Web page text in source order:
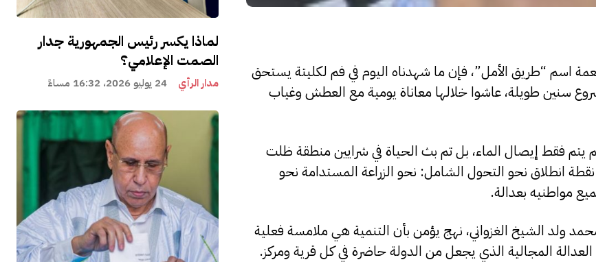
لماذا يكسر رئيس الجمهورية جدار
الصمت الإعلامي؟
مدار الرأي 24 يوليو 2026، 16:32 مساءً
اسم “طريق الأمل”، فإن ما شهدناه اليوم في فم لكليتة يستحق
سنين طويلة، عاشوا خلالها معاناة يومية مع العطش وغياب
فقط إيصال الماء، بل تم بث الحياة في شرايين منطقة ظلت
انطلاق نحو التحول الشامل: نحو الزراعة المستدامة نحو
مواطنيه بعدالة.
ولد الشيخ الغزواني، نهج يؤمن بأن التنمية هي ملامسة فعلية
المجالية الذي يجعل من الدولة حاضرة في كل قرية ومركز.